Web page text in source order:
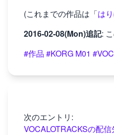
(これまでの作品は「は
2016-02-08(Mon)追記:
#作品 #KORG M01
次のエントリ:
VOCALOTRACKSの配